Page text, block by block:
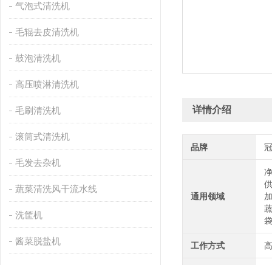
气泡式清洗机
毛辊去皮清洗机
鼓泡清洗机
高压喷淋清洗机
毛刷清洗机
滚筒式清洗机
毛发去杂机
蔬菜清洗风干流水线
洗筐机
酱菜脱盐机
详情介绍
品牌
通用领域
工作方式